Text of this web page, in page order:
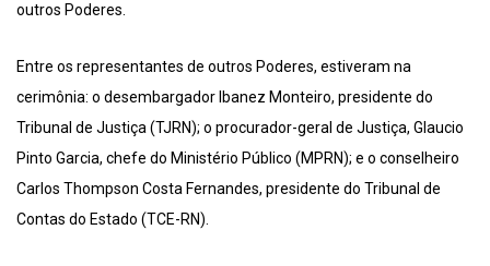
outros Poderes.
Entre os representantes de outros Poderes, estiveram na
cerimônia: o desembargador Ibanez Monteiro, presidente do
Tribunal de Justiça (TJRN); o procurador-geral de Justiça, Glaucio
Pinto Garcia, chefe do Ministério Público (MPRN); e o conselheiro
Carlos Thompson Costa Fernandes, presidente do Tribunal de
Contas do Estado (TCE-RN).